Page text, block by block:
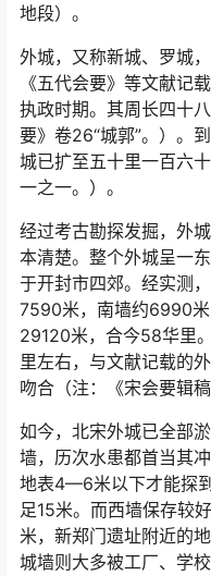
地段）。
外城，又称新城、罗城
《五代会要》等文献记
执政时期。其周长四十
要》卷26“城郭”。）。
城已扩至五十里一百六
一之一。）。
经过考古勘探发掘，外
本清楚。整个外城呈一
于开封市四郊。经实测
7590米，南墙约6990
29120米，合今58华里
里左右，与文献记载的
吻合（注：《宋会要辑稿
如今，北宋外城已全部
墙，历次水患都首当其
地表4—6米以下才能探
足15米。而西墙保存较
米，新郑门遗址附近的
城墙则大多被工厂、学